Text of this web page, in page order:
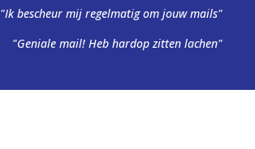
"Ik bescheur mij regelmatig om jouw mails"
"Geniale mail! Heb hardop zitten lachen"